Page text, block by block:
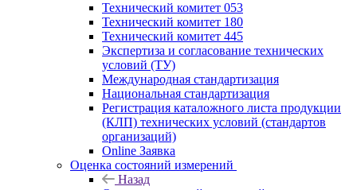
Технический комитет 053
Технический комитет 180
Технический комитет 445
Экспертиза и согласование технических
условий (ТУ)
Международная стандартизация
Национальная стандартизация
Регистрация каталожного листа продукции
(КЛП) технических условий (стандартов
организаций)
Online Заявка
Оценка состояний измерений
Назад